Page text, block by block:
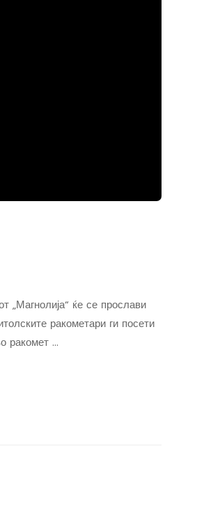
„Магнолија“ ќе се прослави
ракометари ги посети
ракомет …